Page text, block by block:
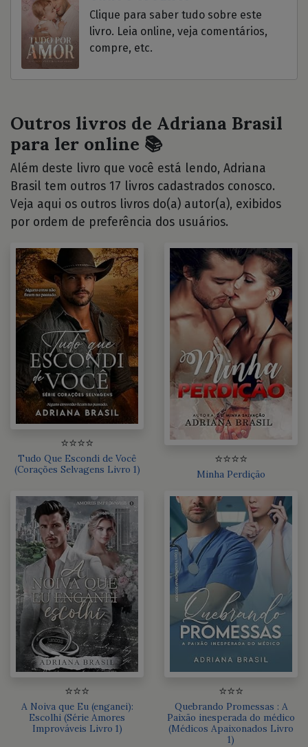
Clique para saber tudo sobre este
livro. Leia online, veja comentários,
compre, etc.
Outros livros de Adriana Brasil
para ler online 📚
Além deste livro que você está lendo, Adriana
Brasil tem outros 17 livros cadastrados conosco.
Veja aqui os outros livros do(a) autor(a), exibidos
por ordem de preferência dos usuários.
⭐⭐⭐⭐
Tudo Que Escondi de Você
(Corações Selvagens Livro 1)
⭐⭐⭐⭐
Minha Perdição
⭐⭐⭐
A Noiva que Eu (enganei):
Escolhi (Série Amores
Improváveis Livro 1)
⭐⭐⭐
Quebrando Promessas : A
Paixão inesperada do médico
(Médicos Apaixonados Livro
1)